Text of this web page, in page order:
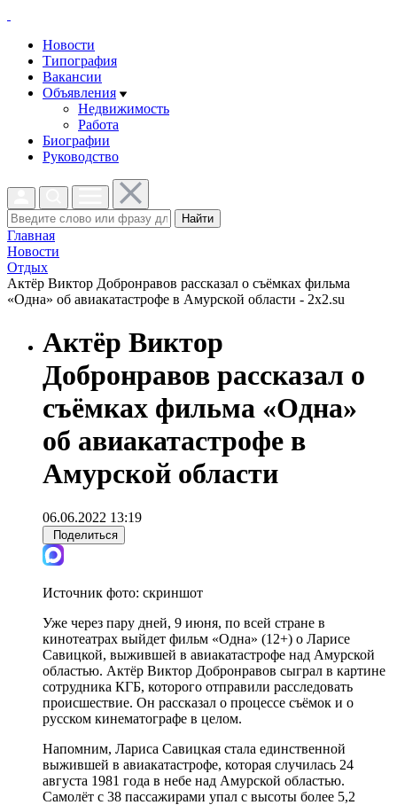
Новости
Типография
Вакансии
Объявления
Недвижимость
Работа
Биографии
Руководство
Найти
Главная
Новости
Отдых
Актёр Виктор Добронравов рассказал о съёмках фильма
«Одна» об авиакатастрофе в Амурской области - 2x2.su
Актёр Виктор
Добронравов рассказал о
съёмках фильма «Одна»
об авиакатастрофе в
Амурской области
06.06.2022 13:19
Поделиться
Источник фото: скриншот
Уже через пару дней, 9 июня, по всей стране в
кинотеатрах выйдет фильм «Одна» (12+) о Ларисе
Савицкой, выжившей в авиакатастрофе над Амурской
областью. Актёр Виктор Добронравов сыграл в картине
сотрудника КГБ, которого отправили расследовать
происшествие. Он рассказал о процессе съёмок и о
русском кинематографе в целом.
Напомним, Лариса Савицкая стала единственной
выжившей в авиакатастрофе, которая случилась 24
августа 1981 года в небе над Амурской областью.
Самолёт с 38 пассажирами упал с высоты более 5,2